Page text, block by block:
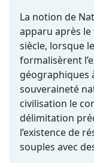
La notion de
apparu après le
siècle, lorsque
formalisèrent
géographiques
souveraineté
civilisation le
délimitation
l’existence de
souples avec